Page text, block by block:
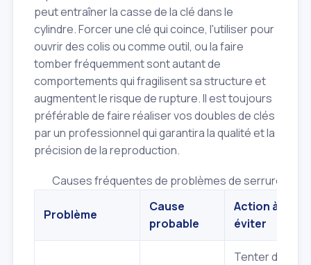
peut entraîner la casse de la clé dans le
cylindre. Forcer une clé qui coince, l'utiliser pour
ouvrir des colis ou comme outil, ou la faire
tomber fréquemment sont autant de
comportements qui fragilisent sa structure et
augmentent le risque de rupture. Il est toujours
préférable de faire réaliser vos doubles de clés
par un professionnel qui garantira la qualité et la
précision de la reproduction.
Causes fréquentes de problèmes de serrurerie
Problème
Cause
probable
Action à
éviter
Tenter de